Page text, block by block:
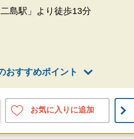
島駅」より徒歩13分
おすすめポイント
お気に入りに追加